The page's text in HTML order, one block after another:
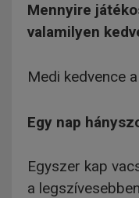
Mennyire
valamilyen
Medi kedvence
Egy nap
Egyszer kap
a